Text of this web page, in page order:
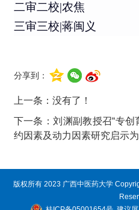
二审二校|农焦
三审三校|蒋闽义
分享到：
上一条：没有了！
下一条：刘渊副教授召“专创
约因素及动力因素研究启示
版权所有 2023 广西中医药大学